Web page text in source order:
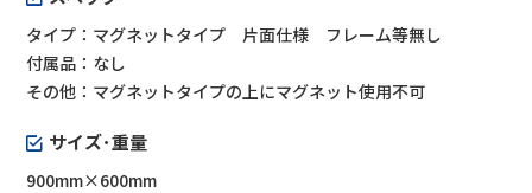
タイプ：マグネットタイプ 片面仕様 フレーム等無し
付属品：なし
その他：マグネットタイプの上にマグネット使用不可
サイズ･重量
900mm×600mm